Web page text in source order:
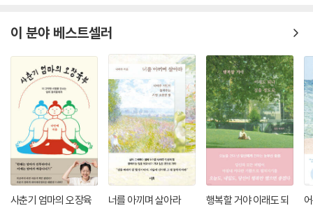
나가 들려 있는 것이 보이지요. 앞으로도 형은 그렇게 나아갈 것이며, 우리
완 형은 성기‘완(1)’입니다.
이상면(밴드 ‘크라잉넛’ 기타리스트)
이 분야 베스트셀러
사춘기 엄마의 오장육
너를 아끼며 살아라
행복할 거야 이래도 되